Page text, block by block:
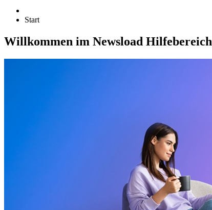
Start
Willkommen im Newsload Hilfebereich